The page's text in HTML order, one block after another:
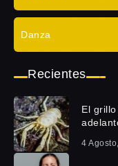
Danza
Recientes
El
4